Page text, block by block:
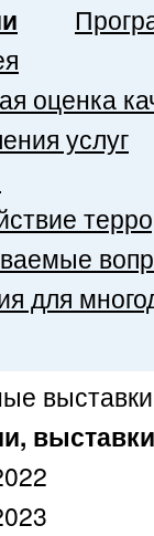
оценка
услуг
для